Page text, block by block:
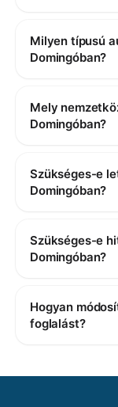
Milyen típusú
Domingóban?
Mely
Domingóban?
Szükséges-e
Domingóban?
Szükséges-e
Domingóban?
Hogyan
foglalást?